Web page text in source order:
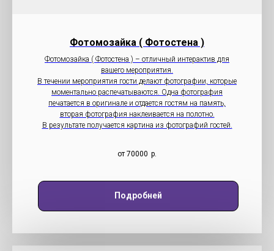
Фотомозайка ( Фотостена )
Фотомозайка ( Фотостена ) – отличный интерактив для
вашего мероприятия.
В течении мероприятия гости делают фотографии, которые
моментально распечатываются. Одна фотография
печатается в оригинале и отдается гостям на память,
вторая фотография наклеивается на полотно.
В результате получается картина из фотографий гостей.
от 70000 р.
Подробней